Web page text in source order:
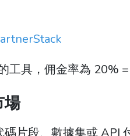
工具，佣金率為 20% =
場
片段、數據集或 API